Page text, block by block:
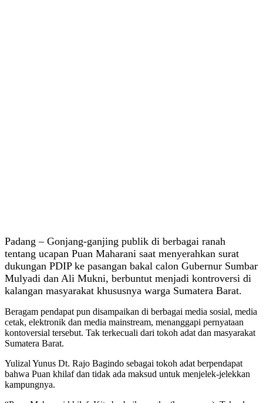
Padang – Gonjang-ganjing publik di berbagai ranah
tentang ucapan Puan Maharani saat menyerahkan surat
dukungan PDIP ke pasangan bakal calon Gubernur Sumbar
Mulyadi dan Ali Mukni, berbuntut menjadi kontroversi di
kalangan masyarakat khususnya warga Sumatera Barat.
Beragam pendapat pun disampaikan di berbagai media sosial, media
cetak, elektronik dan media mainstream, menanggapi pernyataan
kontoversial tersebut. Tak terkecuali dari tokoh adat dan masyarakat
Sumatera Barat.
Yulizal Yunus Dt. Rajo Bagindo sebagai tokoh adat berpendapat
bahwa Puan khilaf dan tidak ada maksud untuk menjelek-jelekkan
kampungnya.